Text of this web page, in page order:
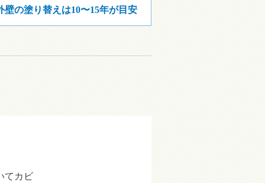
壁の塗り替えは10〜15年が目安
てカビ